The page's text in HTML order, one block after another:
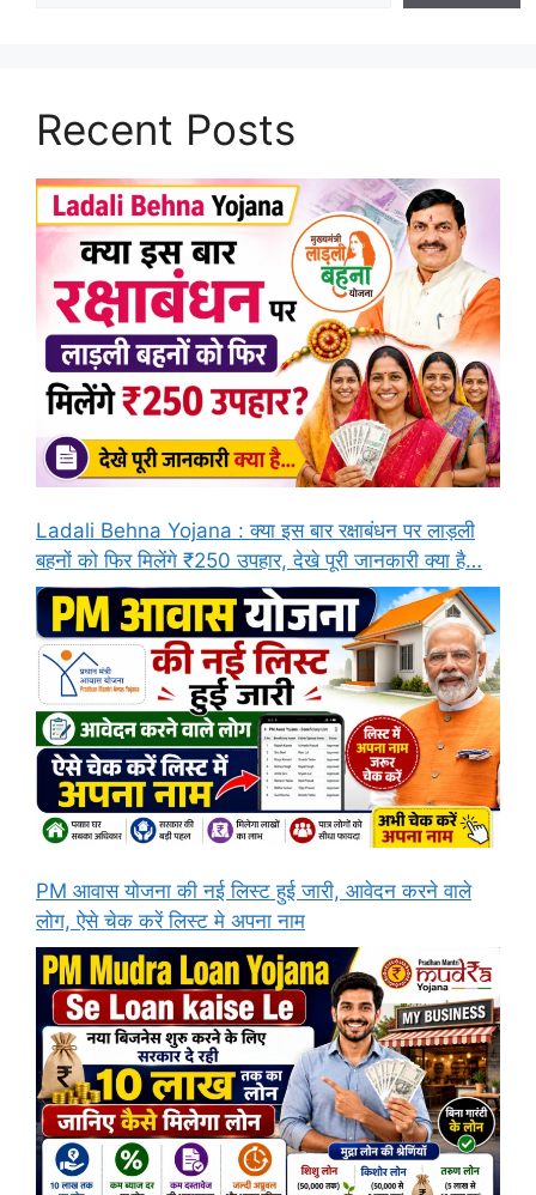
Recent Posts
Ladali Behna Yojana : क्या इस बार रक्षाबंधन पर लाड़ली
बहनों को फिर मिलेंगे ₹250 उपहार, देखे पूरी जानकारी क्या है…
PM आवास योजना की नई लिस्ट हुई जारी, आवेदन करने वाले
लोग, ऐसे चेक करें लिस्ट मे अपना नाम